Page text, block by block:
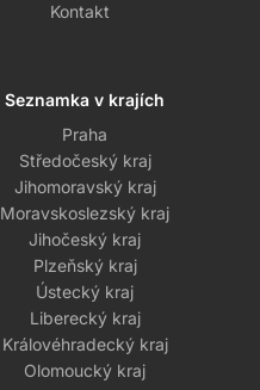
Kontakt
Seznamka v krajích
Praha
Středočeský kraj
Jihomoravský kraj
Moravskoslezský kraj
Jihočeský kraj
Plzeňský kraj
Ústecký kraj
Liberecký kraj
Královéhradecký kraj
Olomoucký kraj